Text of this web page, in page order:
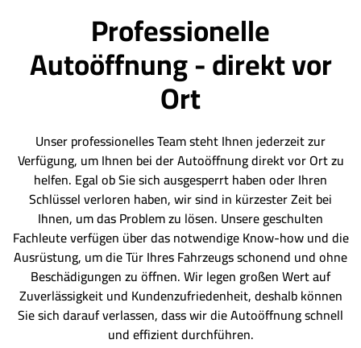
Professionelle
Autoöffnung - direkt vor
Ort
Unser professionelles Team steht Ihnen jederzeit zur
Verfügung, um Ihnen bei der Autoöffnung direkt vor Ort zu
helfen. Egal ob Sie sich ausgesperrt haben oder Ihren
Schlüssel verloren haben, wir sind in kürzester Zeit bei
Ihnen, um das Problem zu lösen. Unsere geschulten
Fachleute verfügen über das notwendige Know-how und die
Ausrüstung, um die Tür Ihres Fahrzeugs schonend und ohne
Beschädigungen zu öffnen. Wir legen großen Wert auf
Zuverlässigkeit und Kundenzufriedenheit, deshalb können
Sie sich darauf verlassen, dass wir die Autoöffnung schnell
und effizient durchführen.